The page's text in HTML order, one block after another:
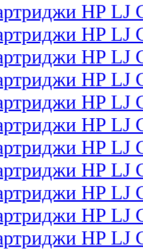
HP LJ
HP LJ
HP LJ
HP LJ
HP LJ
HP LJ
HP LJ
HP LJ
HP LJ
HP LJ
HP LJ